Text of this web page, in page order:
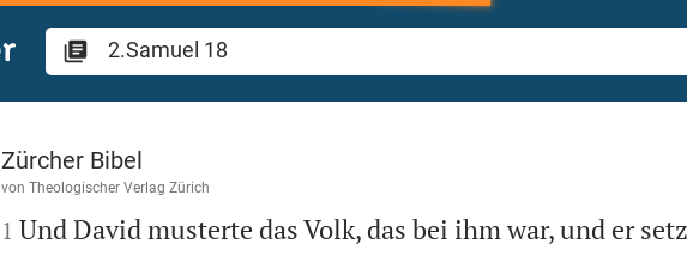
2.Samuel 18
Zürcher Bibel
von Theologischer Verlag Zürich

1 Und David musterte das Volk, das bei ihm war, und er